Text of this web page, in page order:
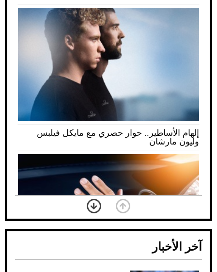
إلهام الأساطير.. حوار حصري مع مايكل فيلبس
وليون مارشان
آخر الأخبار